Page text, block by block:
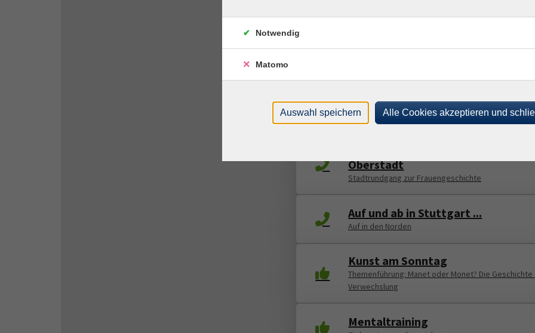
Norden
Stadtführung mit Bernd Schlanderer
Oberstadt
Stadtrundgang zur Frauengeschichte
Auf und ab in Stuttgart ...
Auf in den Norden
Kunst am Sonntag
Themenführung: Manet oder Monet? Die
Verwechslung
Mentaltraining
Notwendig
Matomo
Auswahl speichern Alle Cookies akzeptieren und